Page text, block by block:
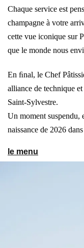
Chaque service est
champagne à votre
cette vue iconique sur
que le monde nous
En ﬁnal, le Chef
alliance de technique
Saint-Sylvestre.
Un moment suspendu,
naissance de 2026
le menu